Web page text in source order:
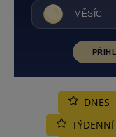
MĚSÍC
DNES
TÝDENNÍ